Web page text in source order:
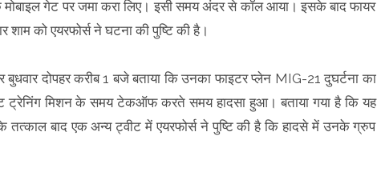
गेट पर जमा करा लिए। इसी समय अंदर से कॉल आया। इसके बाद फायर
शाम को एयरफोर्स ने घटना की पुष्टि की है।
दोपहर करीब 1 बजे बताया कि उनका फाइटर प्लेन MIG-21 दुघर्टना का
ट्रेनिंग मिशन के समय टेकऑफ करते समय हादसा हुआ। बताया गया है कि यह
बाद एक अन्य ट्वीट में एयरफोर्स ने पुष्टि की है कि हादसे में उनके ग्रुप